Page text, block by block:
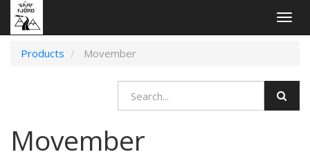
Products
Movember
Movember